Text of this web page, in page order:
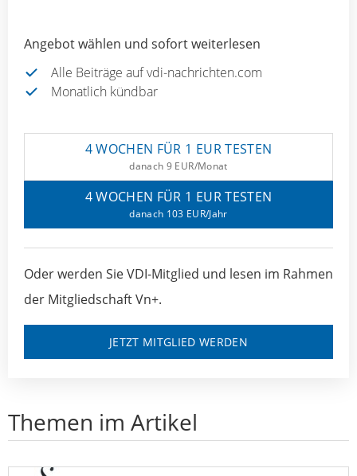
Angebot wählen und sofort weiterlesen
Alle Beiträge auf vdi-nachrichten.com
Monatlich kündbar
4 WOCHEN FÜR 1 EUR TESTEN
danach 9 EUR/Monat
4 WOCHEN FÜR 1 EUR TESTEN
danach 103 EUR/Jahr
Oder werden Sie VDI-Mitglied und lesen im Rahmen
der Mitgliedschaft Vn+.
JETZT MITGLIED WERDEN
Themen im Artikel